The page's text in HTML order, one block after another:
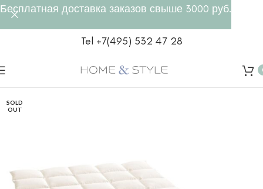
Tel +7(495) 532 47 28
SOLD
OUT
Бесплатная доставка заказов свыше 3000 руб.